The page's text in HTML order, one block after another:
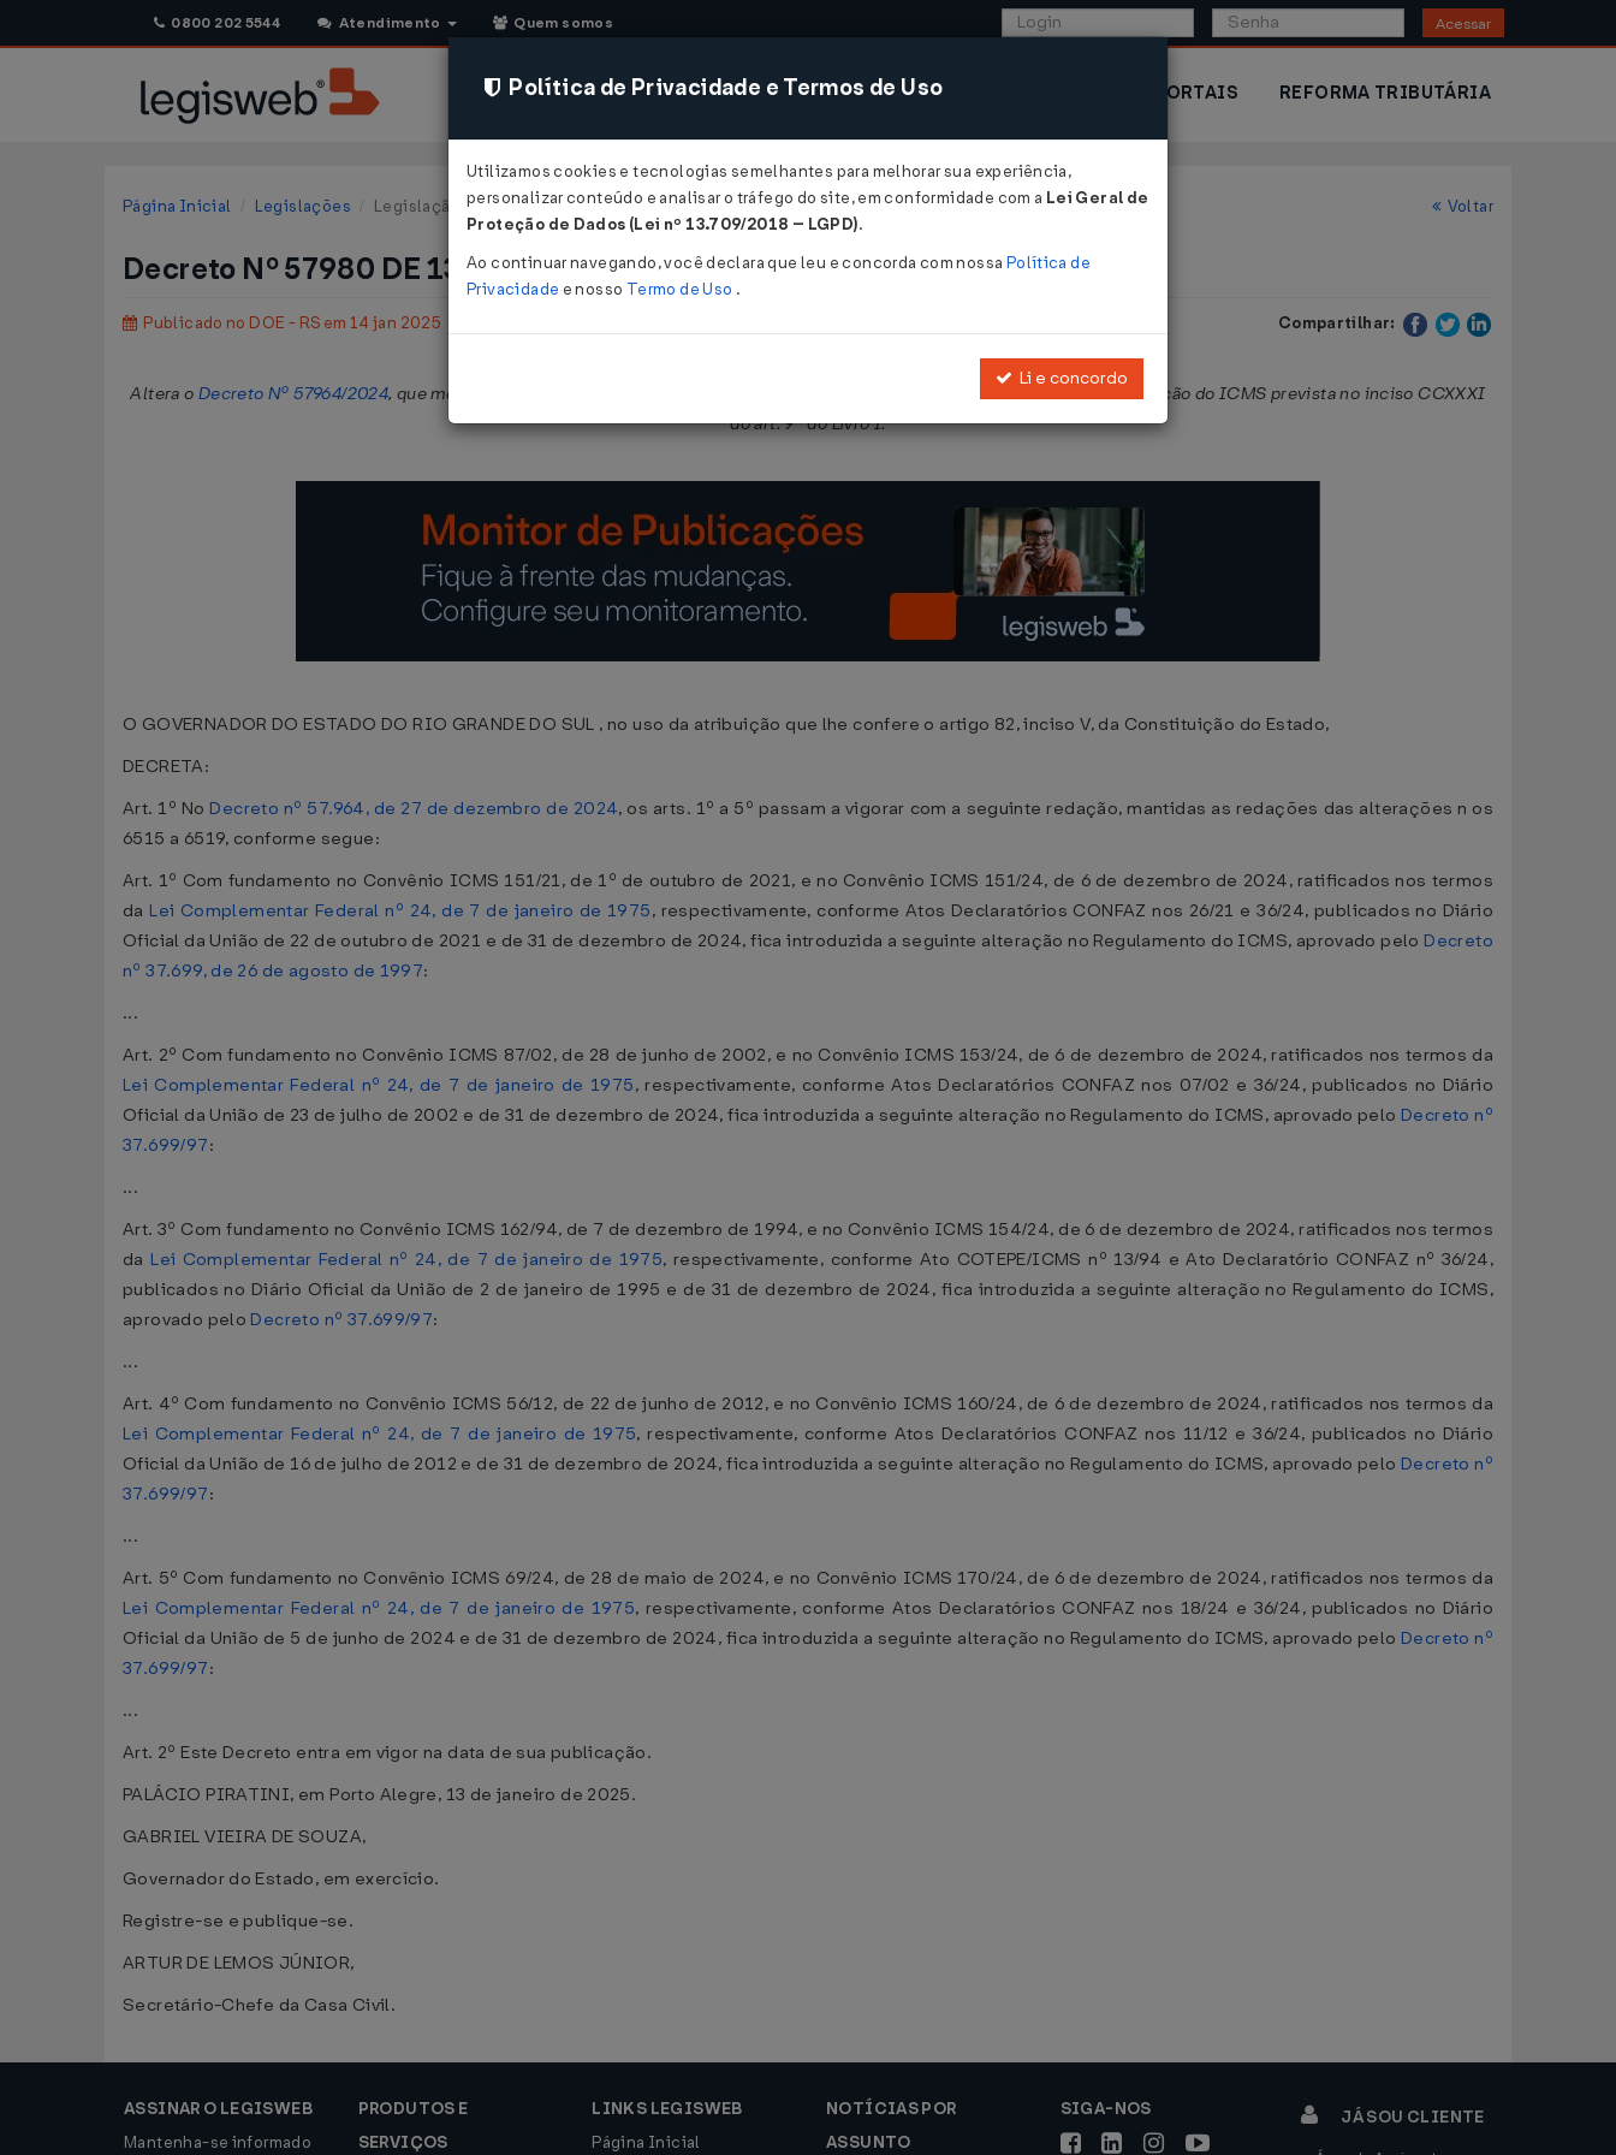
0800 202 5544 Atendimento Quem somos Acessar
CONSULTORIA SISTEMAS COMÉRCIO EXTERIOR PORTAIS REFORMA TRIBUTÁRIA
Página Inicial Legislações Legislação Estadual - Rio Grande do Sul Voltar
Decreto Nº 57980 DE 13/01/2025
Publicado no DOE - RS em 14 jan 2025 Compartilhar:
Altera o Decreto Nº 57964/2024, que modifica o RICMS/RS, aprovado pelo
, incluindo itens a lista de isenção do ICMS prevista no inciso CCXXXI
do art. 9º do Livro I.
O GOVERNADOR DO ESTADO DO RIO GRANDE DO SUL , no uso da atribuição que lhe confere o artigo 82, inciso V, da Constituição do Estado,
DECRETA:
Art. 1º No Decreto nº 57.964, de 27 de dezembro de 2024, os arts. 1º a 5º passam a vigorar com a seguinte redação, mantidas as redações das alterações n os
6515 a 6519, conforme segue:
Art. 1º Com fundamento no Convênio ICMS 151/21, de 1º de outubro de 2021, e no Convênio ICMS 151/24, de 6 de dezembro de 2024, ratificados nos termos
da Lei Complementar Federal nº 24, de 7 de janeiro de 1975, respectivamente, conforme Atos Declaratórios CONFAZ nos 26/21 e 36/24, publicados no Diário
Oficial da União de 22 de outubro de 2021 e de 31 de dezembro de 2024, fica introduzida a seguinte alteração no Regulamento do ICMS, aprovado pelo Decreto
nº 37.699, de 26 de agosto de 1997:
...
Art. 2º Com fundamento no Convênio ICMS 87/02, de 28 de junho de 2002, e no Convênio ICMS 153/24, de 6 de dezembro de 2024, ratificados nos termos da
Lei Complementar Federal nº 24, de 7 de janeiro de 1975, respectivamente, conforme Atos Declaratórios CONFAZ nos 07/02 e 36/24, publicados no Diário
Oficial da União de 23 de julho de 2002 e de 31 de dezembro de 2024, fica introduzida a seguinte alteração no Regulamento do ICMS, aprovado pelo Decreto nº
37.699/97:
...
Art. 3º Com fundamento no Convênio ICMS 162/94, de 7 de dezembro de 1994, e no Convênio ICMS 154/24, de 6 de dezembro de 2024, ratificados nos termos
da Lei Complementar Federal nº 24, de 7 de janeiro de 1975, respectivamente, conforme Ato COTEPE/ICMS nº 13/94 e Ato Declaratório CONFAZ nº 36/24,
publicados no Diário Oficial da União de 2 de janeiro de 1995 e de 31 de dezembro de 2024, fica introduzida a seguinte alteração no Regulamento do ICMS,
aprovado pelo Decreto nº 37.699/97:
...
Art. 4º Com fundamento no Convênio ICMS 56/12, de 22 de junho de 2012, e no Convênio ICMS 160/24, de 6 de dezembro de 2024, ratificados nos termos da
Lei Complementar Federal nº 24, de 7 de janeiro de 1975, respectivamente, conforme Atos Declaratórios CONFAZ nos 11/12 e 36/24, publicados no Diário
Oficial da União de 16 de julho de 2012 e de 31 de dezembro de 2024, fica introduzida a seguinte alteração no Regulamento do ICMS, aprovado pelo Decreto nº
37.699/97:
...
Art. 5º Com fundamento no Convênio ICMS 69/24, de 28 de maio de 2024, e no Convênio ICMS 170/24, de 6 de dezembro de 2024, ratificados nos termos da
Lei Complementar Federal nº 24, de 7 de janeiro de 1975, respectivamente, conforme Atos Declaratórios CONFAZ nos 18/24 e 36/24, publicados no Diário
Oficial da União de 5 de junho de 2024 e de 31 de dezembro de 2024, fica introduzida a seguinte alteração no Regulamento do ICMS, aprovado pelo Decreto nº
37.699/97:
...
Art. 2º Este Decreto entra em vigor na data de sua publicação.
PALÁCIO PIRATINI, em Porto Alegre, 13 de janeiro de 2025.
GABRIEL VIEIRA DE SOUZA,
Governador do Estado, em exercício.
Registre-se e publique-se.
ARTUR DE LEMOS JÚNIOR,
Secretário-Chefe da Casa Civil.
ASSINAR O LEGISWEB
Mantenha-se informado
PRODUTOS E
SERVIÇOS
LINKS LEGISWEB
Página Inicial
NOTÍCIAS POR
ASSUNTO
SIGA-NOS JÁ SOU CLIENTE
Política de Privacidade e Termos de Uso
Utilizamos cookies e tecnologias semelhantes para melhorar sua experiência,
personalizar conteúdo e analisar o tráfego do site, em conformidade com a Lei Geral de
Proteção de Dados (Lei nº 13.709/2018 – LGPD).
Ao continuar navegando, você declara que leu e concorda com nossa Política de
Privacidade e nosso Termo de Uso .
Li e concordo